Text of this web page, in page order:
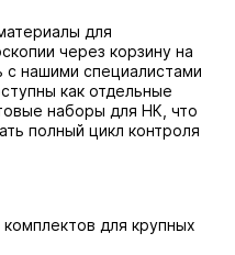
для
через корзину на
с нашими специалистами
как отдельные
наборы для НК, что
полный цикл контроля
для крупных